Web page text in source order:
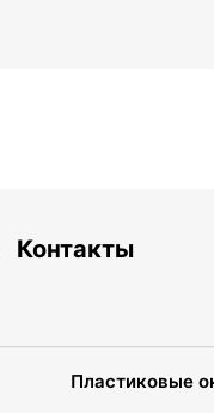
Контакты
Пластиковые